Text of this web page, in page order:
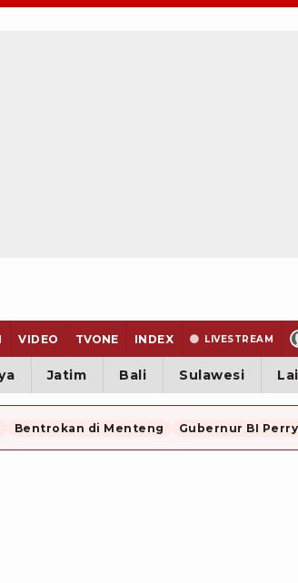
VIDEO TVONE INDEX LIVESTREAM
Jatim Bali Sulawesi
Bentrokan di Menteng Gubernur BI